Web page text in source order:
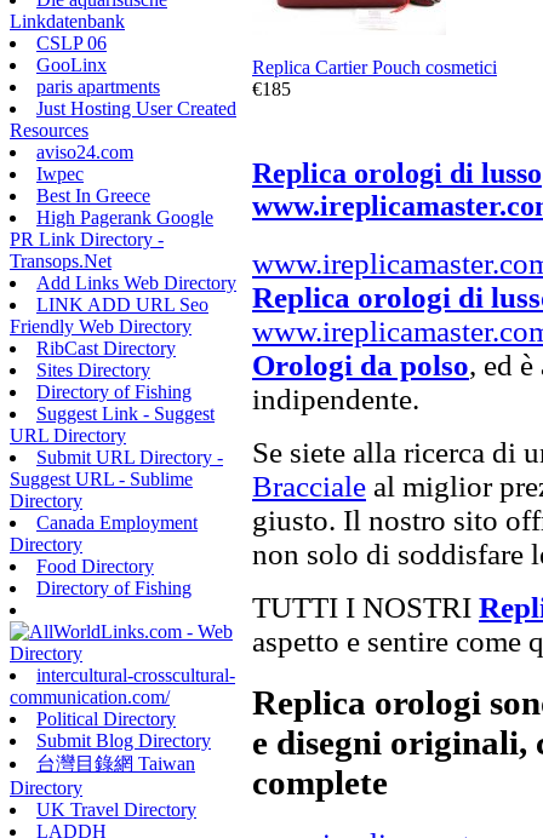
Linkdatenbank
CSLP 06
GooLinx
paris apartments
Just Hosting User Created
Resources
aviso24.com
Iwpec
Best In Greece
High Pagerank Google
PR Link Directory -
Transops.Net
Add Links Web Directory
LINK ADD URL Seo
Friendly Web Directory
RibCast Directory
Sites Directory
Directory of Fishing
Suggest Link - Suggest
URL Directory
Submit URL Directory -
Suggest URL - Sublime
Directory
Canada Employment
Directory
Food Directory
Directory of Fishing
intercultural-crosscultural-
communication.com/
Political Directory
Submit Blog Directory
台灣目錄網 Taiwan
Directory
UK Travel Directory
LADDH
Replica Cartier Pouch cosmetici
€185
Replica orologi di lusso
Replica orologi di
Orologi da polso, ed
indipendente.
Se siete alla ricerca di
Bracciale al miglior
giusto. Il nostro sito
non solo di soddisfare
TUTTI I NOSTRI
aspetto e sentire
Replica orologi
e disegni originali,
complete